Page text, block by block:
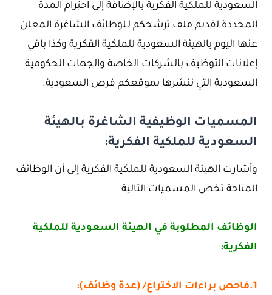
السعودية للملكية الفكرية بالإضافة إلى احترام المدة
المحددة لقديم ملف ترشحكم لـلوظائف الشاغرة المعلن
عنها اليوم بالهيئة السعودية للملكية الفكرية وكذا باقي
إعلانات التوظيف بالشركات الخاصة والجهات الحكومية
السعودية التي ننشرها بموقعكم فرص السعودية.
المسميات الوظيفية الشاغرة بالهيئة
السعودية للملكية الفكرية:
وأشارت الهيئة السعودية للملكية الفكرية إلى أن الوظائف
المتاحة تخص المسميات التالية.
الوظائف المطلوبة في الهيئة السعودية للملكية
الفكرية:
1.فاحص براءات الاختراع/ (عدة وظائف):